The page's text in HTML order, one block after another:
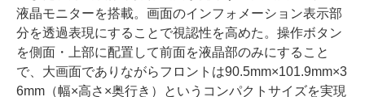
液晶モニターを搭載。画面のインフォメーション表示部
分を透過表現にすることで視認性を高めた。操作ボタン
を側面・上部に配置して前面を液晶部のみにすること
で、大画面でありながらフロントは90.5mm×101.9mm×3
6mm（幅×高さ×奥行き）というコンパクトサイズを実現